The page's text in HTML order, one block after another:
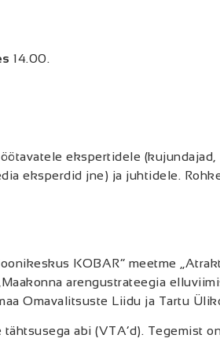
14.00.
ekspertidele (kujundajad,
eksperdid jne) ja juhtidele.
KOBAR” meetme
arengustrateegia
Omavalitsuste Liidu ja Tartu
abi (VTA’d). Tegemist